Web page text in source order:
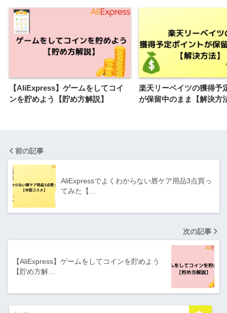
【AliExpress】ゲームをしてコイ
ンを貯めよう【貯め方解説】
楽天リーベイツの獲得予
が保留中のまま【解決方
前の記事
AliExpressでよくわからない唇ケア用品3点買っ
てみた【…
次の記事
【AliExpress】ゲームをしてコインを貯めよう
【貯め方解…